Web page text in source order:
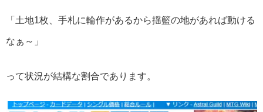
「土地1枚、手札に輪作があるから揺籃の地があれば動ける
なぁ～」
って状況が結構な割合であります。